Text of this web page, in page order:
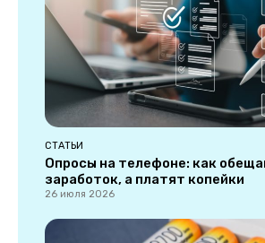
СТАТЬИ
Опросы на телефоне: как
заработок, а платят копейки
26 июля 2026